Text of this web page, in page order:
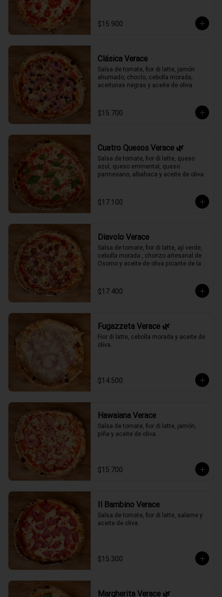
$15.900
Clásica Verace
Salsa de tomate, fior di latte, jamón
ahumado, choclo, cebolla morada,
aceitunas negras y aceite de oliva.
$15.700
Cuatro Quesos Verace 🌿
Salsa de tomate, fior di latte, queso
azul, queso emmental, queso
parmesano, albahaca y aceite de oliva.
$17.100
Diavolo Verace
Salsa de tomate, fior di latte, ají verde,
cebolla morada , chorizo artesanal de
Osorno y aceite de oliva picante de la
$17.400
Fugazzeta Verace 🌿
Fior di latte, cebolla morada y aceite de
oliva.
$14.500
Hawaiana Verace
Salsa de tomate, fior di latte, jamón,
piña y aceite de oliva.
$15.700
Il Bambino Verace
Salsa de tomate, fior di latte, salame y
aceite de oliva.
$15.300
Margherita Verace 🌿